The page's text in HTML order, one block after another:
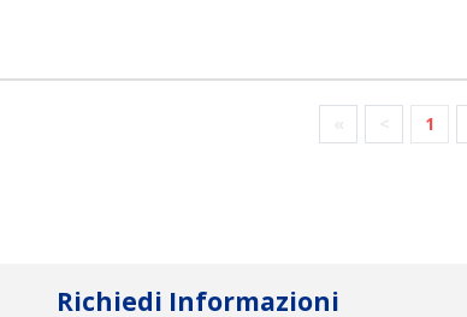
1
Richiedi Informazioni